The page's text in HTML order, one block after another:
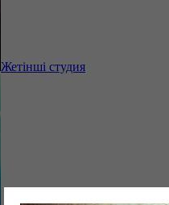
Жетінші студия